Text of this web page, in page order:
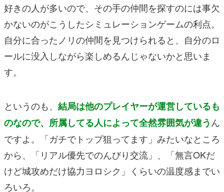
好きの人が多いので、その手の仲間を探すのには事欠
かないのがこうしたシミュレーションゲームの利点。
自分に合ったノリの仲間を見つけられると、自分のロ
ールに没入しながら楽しめるんじゃないかと思いま
す。
というのも、 結局は他のプレイヤーが運営しているも
のなので、所属してる人によって全然雰囲気が違う ん
ですよ。「ガチでトップ狙ってます」みたいなところ
から、「リアル優先でのんびり交流」、「無言OKだ
けど城攻めだけ協力ヨロシク」くらいの温度感までい
ろいろ。